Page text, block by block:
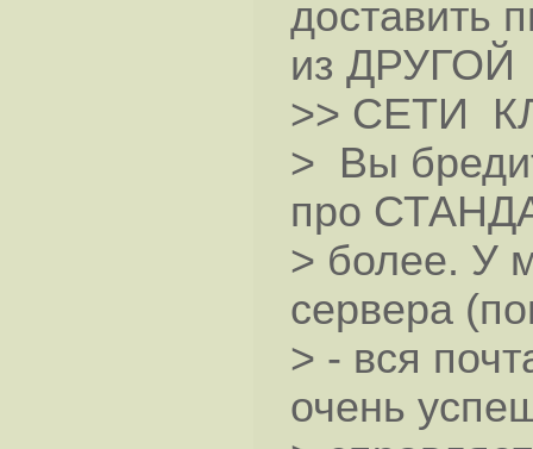
доставить
из ДРУГОЙ
>> СЕТИ
> Вы
про
> более. У
сервера
> - вся
очень